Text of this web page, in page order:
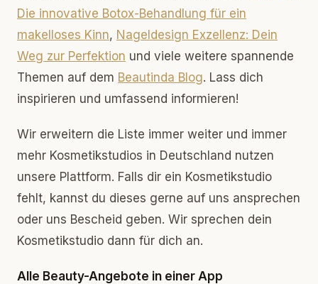
Die innovative Botox-Behandlung für ein
makelloses Kinn, Nageldesign Exzellenz: Dein
Weg zur Perfektion und viele weitere spannende
Themen auf dem Beautinda Blog. Lass dich
inspirieren und umfassend informieren!
Wir erweitern die Liste immer weiter und immer
mehr Kosmetikstudios in Deutschland nutzen
unsere Plattform. Falls dir ein Kosmetikstudio
fehlt, kannst du dieses gerne auf uns ansprechen
oder uns Bescheid geben. Wir sprechen dein
Kosmetikstudio dann für dich an.
Alle Beauty-Angebote in einer App